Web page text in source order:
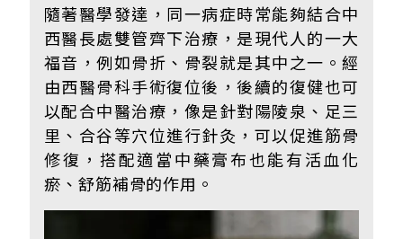
隨著醫學發達，同一病症時常能夠結合中
西醫長處雙管齊下治療，是現代人的一大
福音，例如骨折、骨裂就是其中之一。經
由西醫骨科手術復位後，後續的復健也可
以配合中醫治療，像是針對陽陵泉、足三
里、合谷等穴位進行針灸，可以促進筋骨
修復，搭配適當中藥膏布也能有活血化
瘀、舒筋補骨的作用。